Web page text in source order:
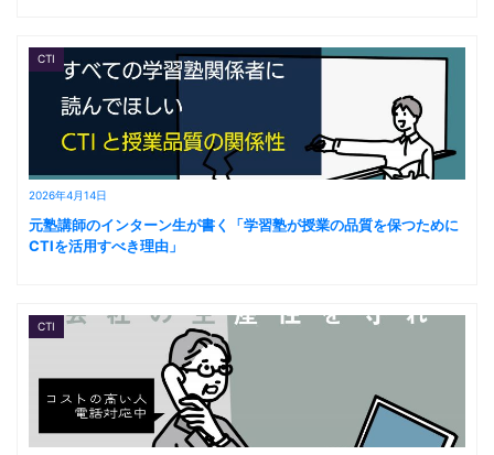
2026年4月14日
CTI
元塾講師のインターン生が書く「学習塾が授業の品質を保つために
CTIを活用すべき理由」
CTI